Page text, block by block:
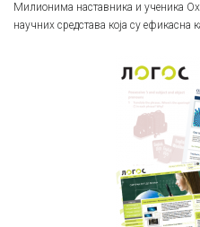
Милионима наставника и ученика
научних средстава која су ефикасна